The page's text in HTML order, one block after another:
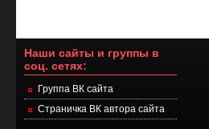
Наши сайты и группы в
соц. сетях:
Группа ВК сайта
Страничка ВК автора сайта